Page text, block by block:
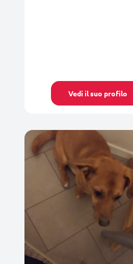
Vedi il suo profilo